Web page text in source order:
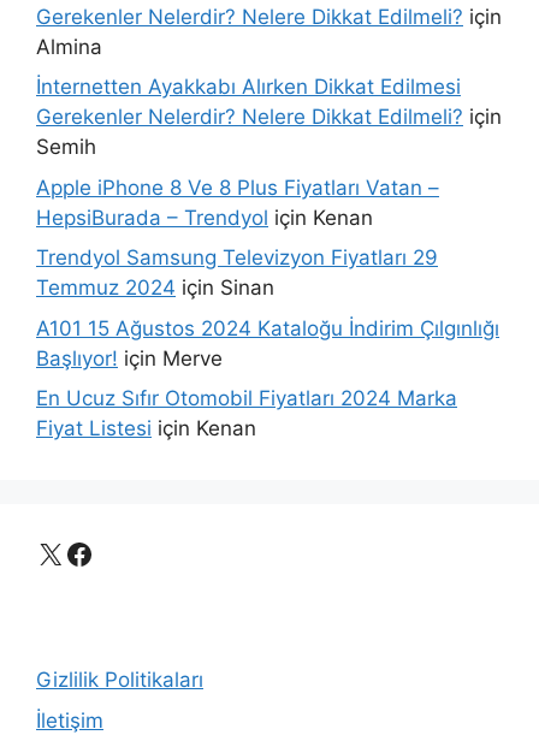
Gerekenler Nelerdir? Nelere Dikkat Edilmeli? için
Almina
İnternetten Ayakkabı Alırken Dikkat Edilmesi
Gerekenler Nelerdir? Nelere Dikkat Edilmeli? için
Semih
Apple iPhone 8 Ve 8 Plus Fiyatları Vatan –
HepsiBurada – Trendyol için Kenan
Trendyol Samsung Televizyon Fiyatları 29
Temmuz 2024 için Sinan
A101 15 Ağustos 2024 Kataloğu İndirim Çılgınlığı
Başlıyor! için Merve
En Ucuz Sıfır Otomobil Fiyatları 2024 Marka
Fiyat Listesi için Kenan
X Facebook
Gizlilik Politikaları
İletişim